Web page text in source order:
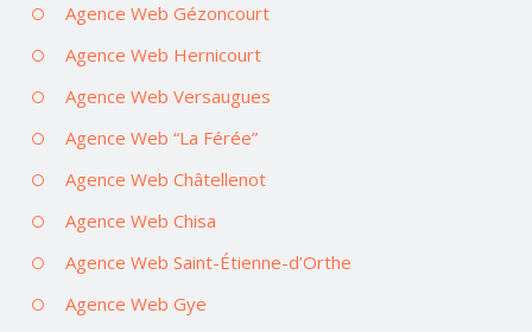
Agence Web Gézoncourt
Agence Web Hernicourt
Agence Web Versaugues
Agence Web “La Férée”
Agence Web Châtellenot
Agence Web Chisa
Agence Web Saint-Étienne-d’Orthe
Agence Web Gye